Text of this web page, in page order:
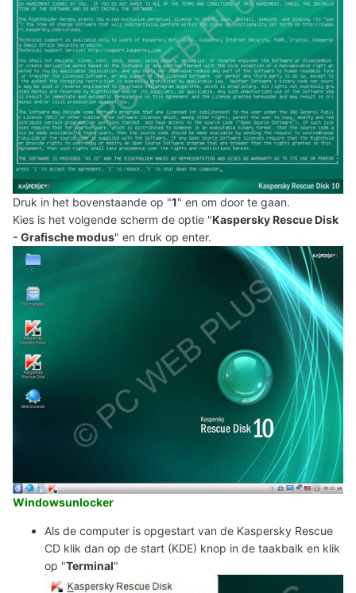
Druk in het bovenstaande op "1" en om door te gaan.
Kies is het volgende scherm de optie "Kaspersky Rescue Disk
- Grafische modus" en druk op enter.
Windowsunlocker
Als de computer is opgestart van de Kaspersky Rescue
CD klik dan op de start (KDE) knop in de taakbalk en klik
op "Terminal"